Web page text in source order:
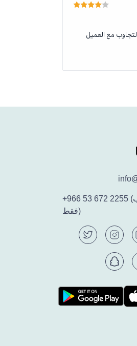
مع العميل
+966 53 672 2255 (للواتساب
فقط)